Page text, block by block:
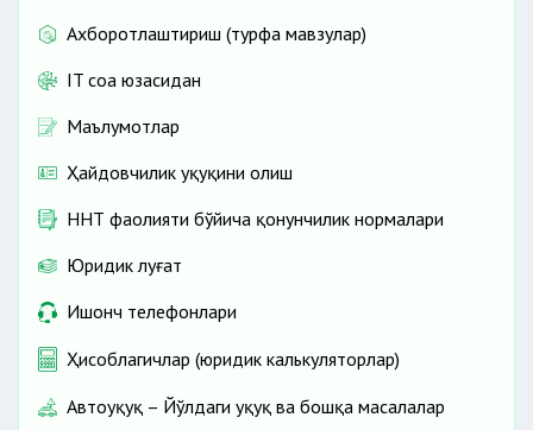
Ахборотлаштириш (турфа мавзулар)
IT соҳа юзасидан
Маълумотлар
Ҳайдовчилик ҳуқуқини олиш
ННТ фаолияти бўйича қонунчилик нормалари
Юридик луғат
Ишонч телефонлари
Ҳисоблагичлар (юридик калькуляторлар)
Автоҳуқуқ – Йўлдаги ҳуқуқ ва бошқа масалалар